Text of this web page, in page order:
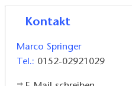
Kontakt
Marco Springer
Tel.: 0152-02921029